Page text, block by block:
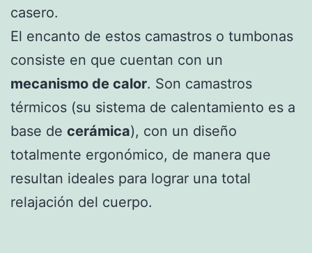
casero.
El encanto de estos camastros o tumbonas
consiste en que cuentan con un
mecanismo de calor. Son camastros
térmicos (su sistema de calentamiento es a
base de cerámica), con un diseño
totalmente ergonómico, de manera que
resultan ideales para lograr una total
relajación del cuerpo.